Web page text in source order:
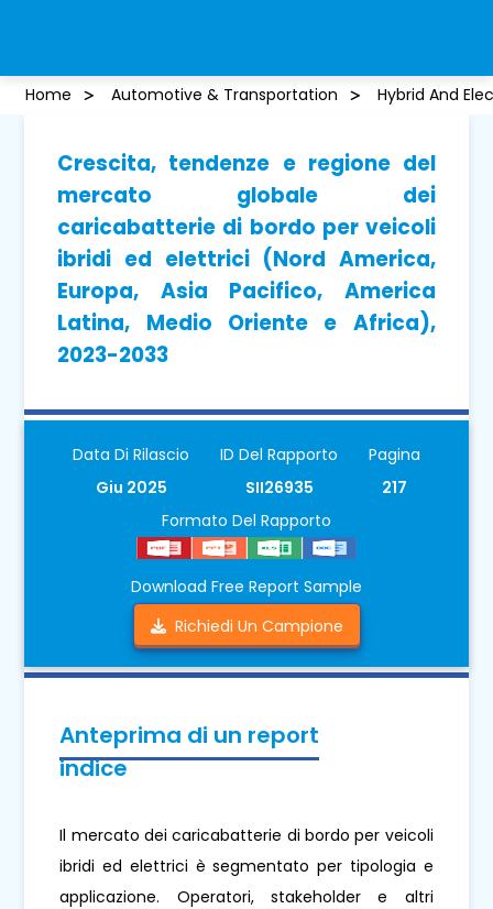
Home Automotive & Transportation Hybrid And
Crescita, tendenze e regione del
mercato globale dei
caricabatterie di bordo per veicoli
ibridi ed elettrici (Nord America,
Europa, Asia Pacifico, America
Latina, Medio Oriente e Africa),
2023-2033
Data Di Rilascio
Giu 2025
ID Del Rapporto
SII26935
Pagina
217
Formato Del Rapporto
Download Free Report Sample
Richiedi Un Campione
Anteprima di un report
indice
Il mercato dei caricabatterie di bordo per veicoli
ibridi ed elettrici è segmentato per tipologia e
applicazione. Operatori, stakeholder e altri